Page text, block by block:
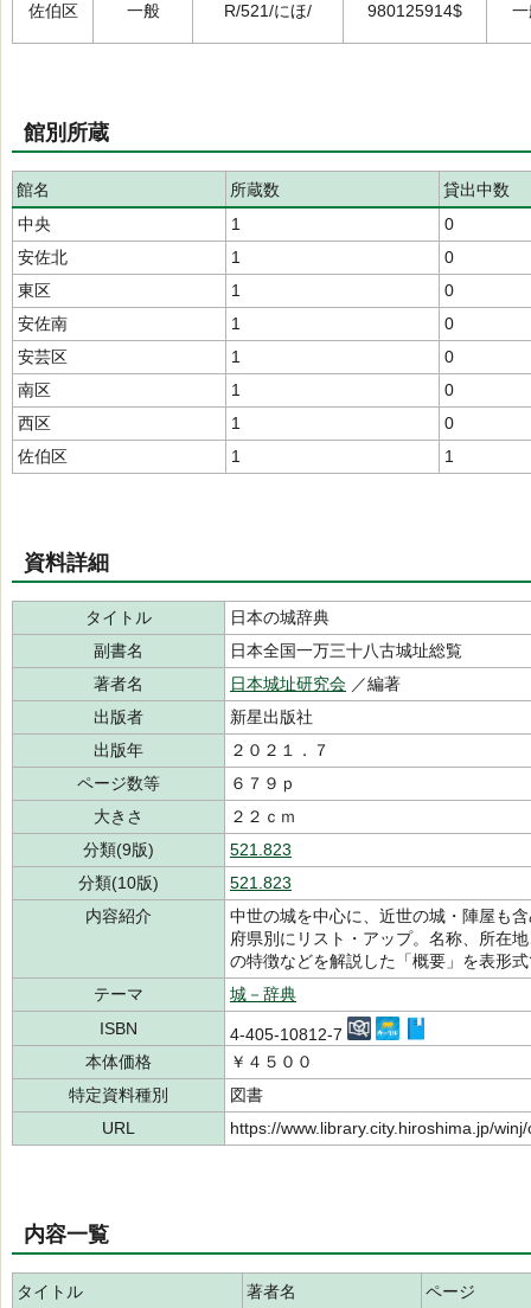
佐伯区 一般 R/521/にほ/ 980125914$
館別所蔵
館名 所蔵数
貸出中数
中央
1
0
安佐北
1
0
東区
1
0
安佐南
1
0
安芸区
1
0
南区
1
0
西区
1
0
佐伯区
1 1
資料詳細
タイトル
日本の城辞典
副書名
日本全国一万三十八古城址総覧
著者名
日本城址研究会 ／編著
出版者
新星出版社
出版年
２０２１．７
ページ数等
６７９ｐ
大きさ
２２ｃｍ
分類(9版)
521.823
分類(10版)
521.823
内容紹介
中世の城を中心に、近世の城・陣屋も
府県別にリスト・アップ。名称、所在
の特徴などを解説した「概要」を表形
テーマ
城－辞典
ISBN
4-405-10812-7
本体価格
￥４５００
特定資料種別
図書
URL
https://www.library.city.hiroshima.jp/
内容一覧
タイトル 著者名 ページ